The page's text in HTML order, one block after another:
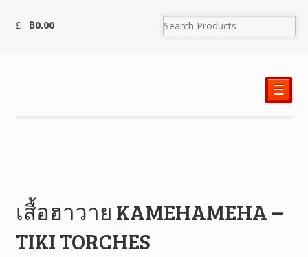
฿0.00
☰
เสื้อฮาวาย KAMEHAMEHA –
TIKI TORCHES